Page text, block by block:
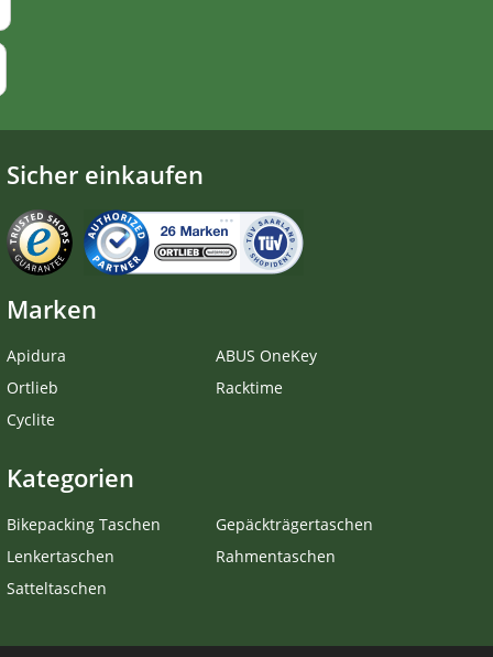
Sicher einkaufen
Marken
Apidura
Ortlieb
Cyclite
ABUS OneKey
Racktime
Kategorien
Bikepacking Taschen
Lenkertaschen
Satteltaschen
Gepäckträgertaschen
Rahmentaschen